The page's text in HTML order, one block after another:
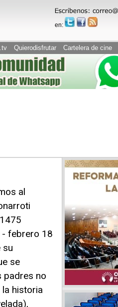
en:
Quierodisfrutar Cartelera de cine
al
- febrero 18
su
se
padres no
la historia